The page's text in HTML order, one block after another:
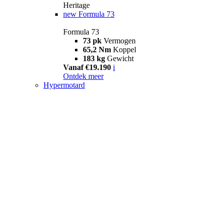
Heritage
new Formula 73
Formula 73
73 pk Vermogen
65,2 Nm Koppel
183 kg Gewicht
Vanaf €19.190 i
Ontdek meer
Hypermotard